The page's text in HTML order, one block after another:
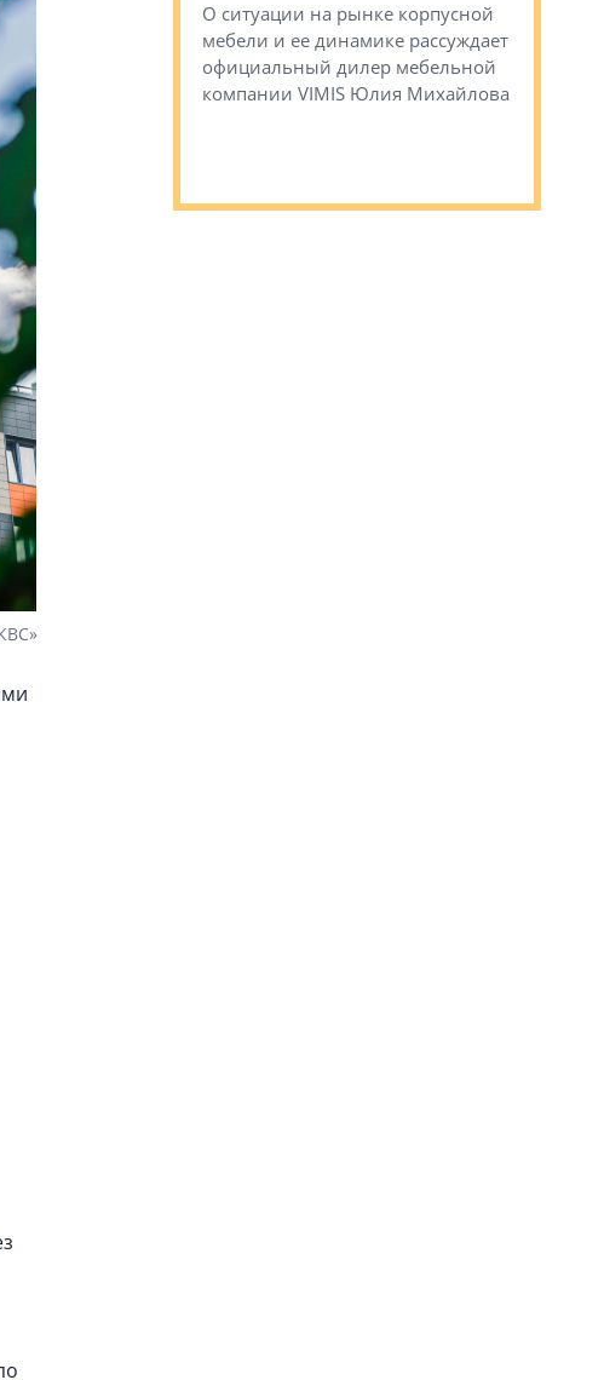
гостиничному
уверены в УК
О ситуации на рынке корпусной
мебели и ее динамике рассуждает
официальный дилер мебельной
компании VIMIS Юлия Михайлова